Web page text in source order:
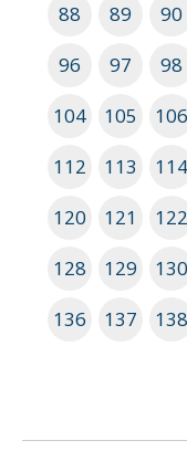
88
89 90
96
97 98
104
105 106
112
113 114
120
121 122
128
129 130
136
137 138